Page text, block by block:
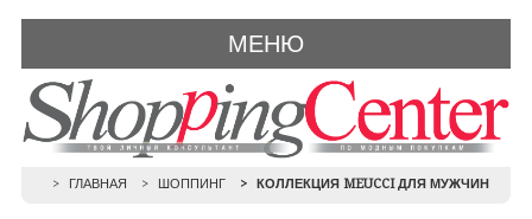
МЕНЮ
ГЛАВНАЯ ШОППИНГ КОЛЛЕКЦИЯ MEUCCI ДЛЯ МУЖЧИН